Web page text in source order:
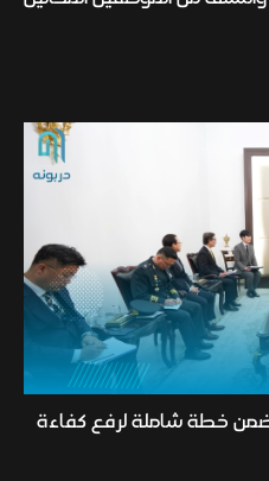
خطة شاملة لرفع كفاءة